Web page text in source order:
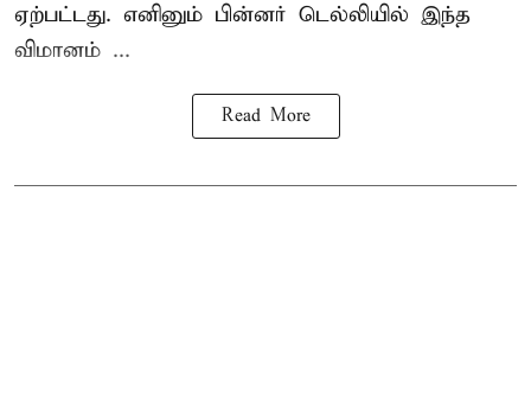
ஏற்பட்டது. எனினும் பின்னர் டெல்லியில் இந்த
விமானம் ...
Read More